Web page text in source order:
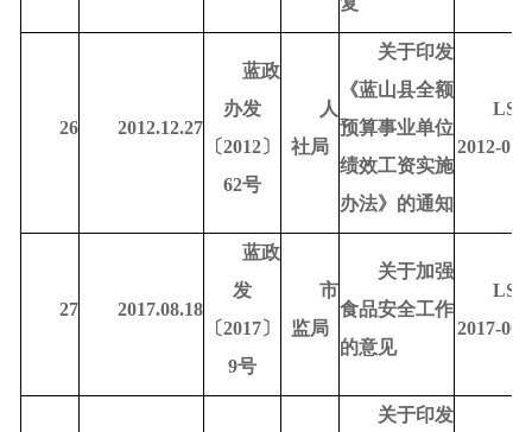
26 2012.12.27
蓝政
办发
〔2012〕
62号
人
社局
关于印发
《蓝山县全额
预算事业单位
绩效工资实施
办法》的通知
2012-
27 2017.08.18
蓝政
发
〔2017〕
9号
市
监局
关于加强
食品安全工作
的意见
2017-
关于印发